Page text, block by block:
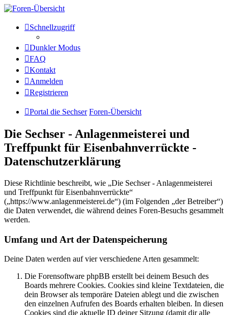
Die Sechser - Anlagenmeisterei
und Treffpunkt für
Eisenbahnverrückte
Anlagenmeisterei
Schnellzugriff
Dunkler Modus
FAQ
Kontakt
Anmelden
Registrieren
Portal die Sechser Foren-Übersicht
Die Sechser - Anlagenmeisterei und
Treffpunkt für Eisenbahnverrückte -
Datenschutzerklärung
Diese Richtlinie beschreibt, wie „Die Sechser - Anlagenmeisterei
und Treffpunkt für Eisenbahnverrückte“
(„https://www.anlagenmeisterei.de“) (im Folgenden „der Betreiber“)
die Daten verwendet, die während deines Foren-Besuchs gesammelt
werden.
Umfang und Art der Datenspeicherung
Deine Daten werden auf vier verschiedene Arten gesammelt:
Die Forensoftware phpBB erstellt bei deinem Besuch des
Boards mehrere Cookies. Cookies sind kleine Textdateien, die
dein Browser als temporäre Dateien ablegt und die zwischen
den einzelnen Aufrufen des Boards erhalten bleiben. In diesen
Cookies sind die aktuelle ID deiner Sitzung (damit dir alle